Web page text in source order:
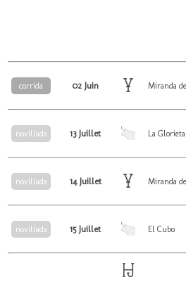
corrida 02 Juin Miranda
novillada 13 Juillet La Glorieta
novillada 14 Juillet Miranda
novillada 15 Juillet El Cubo